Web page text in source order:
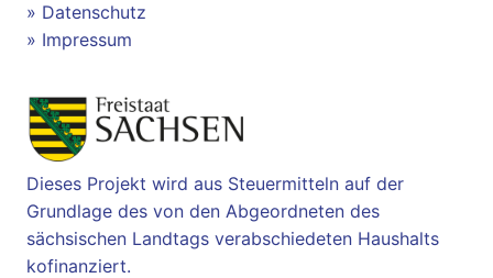
Datenschutz
Impressum
Dieses Projekt wird aus Steuermitteln auf der
Grundlage des von den Abgeordneten des
sächsischen Landtags verabschiedeten Haushalts
kofinanziert.